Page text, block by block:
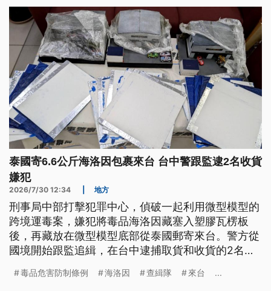
泰國寄6.6公斤海洛因包裹來台 台中警跟監逮2名收貨
嫌犯
2026/7/30 12:34 地方
刑事局中部打擊犯罪中心，偵破一起利用微型模型的
跨境運毒案，嫌犯將毒品海洛因藏塞入塑膠瓦楞板
後，再藏放在微型模型底部從泰國郵寄來台。警方從
國境開始跟監追緝，在台中逮捕取貨和收貨的2名嫌
捕一名嫌犯，並搜出槍毒。
毒品危害防制條例 海洛因 查緝隊 來台 ...